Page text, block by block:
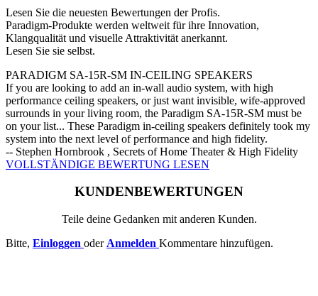
Lesen Sie die neuesten Bewertungen der Profis.
Paradigm-Produkte werden weltweit für ihre Innovation,
Klangqualität und visuelle Attraktivität anerkannt.
Lesen Sie sie selbst.
PARADIGM SA-15R-SM IN-CEILING SPEAKERS
If you are looking to add an in-wall audio system, with high
performance ceiling speakers, or just want invisible, wife-approved
surrounds in your living room, the Paradigm SA-15R-SM must be
on your list... These Paradigm in-ceiling speakers definitely took my
system into the next level of performance and high fidelity.
-- Stephen Hornbrook , Secrets of Home Theater & High Fidelity
VOLLSTÄNDIGE BEWERTUNG LESEN
KUNDENBEWERTUNGEN
Teile deine Gedanken mit anderen Kunden.
Bitte, Einloggen oder Anmelden Kommentare hinzufügen.